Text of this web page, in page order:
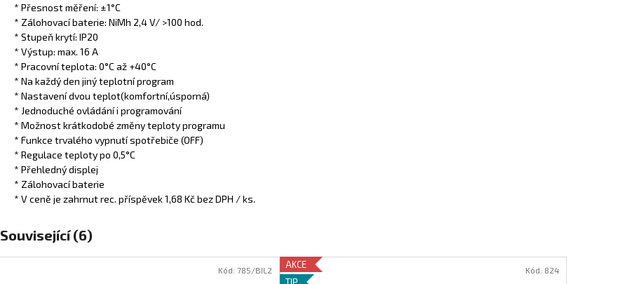
* Přesnost měření: ±1°C
* Zálohovací baterie: NiMh 2,4 V/ >100 hod.
* Stupeň krytí: IP20
* Výstup: max. 16 A
* Pracovní teplota: 0°C až +40°C
* Na každý den jiný teplotní program
* Nastavení dvou teplot(komfortní,úsporná)
* Jednoduché ovládání i programování
* Možnost krátkodobé změny teploty programu
* Funkce trvalého vypnutí spotřebiče (OFF)
* Regulace teploty po 0,5°C
* Přehledný displej
* Zálohovací baterie
* V ceně je zahrnut rec. příspěvek 1,68 Kč bez DPH / ks.
Související (6)
Kód: 785/BIL2
AKCE
Kód: 824